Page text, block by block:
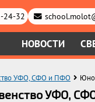
24-32
НОВОСТИ
УФО, СФО и ПФО
УФО,